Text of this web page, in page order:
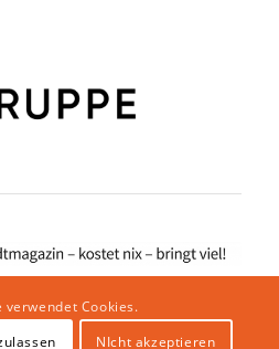
verwendet Cookies.
NIcht akzeptieren